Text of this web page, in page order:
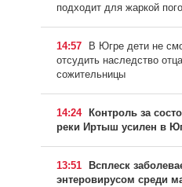
подходит для жаркой
14:57
В Югре дети не
отсудить наследство
сожительницы
14:24
Контроль за
реки Иртыш усилен в
13:51
Всплеск
энтеровирусом среди